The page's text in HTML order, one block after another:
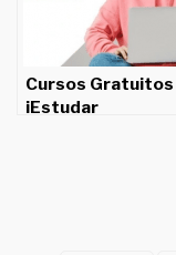
Cursos Gratuitos
iEstudar